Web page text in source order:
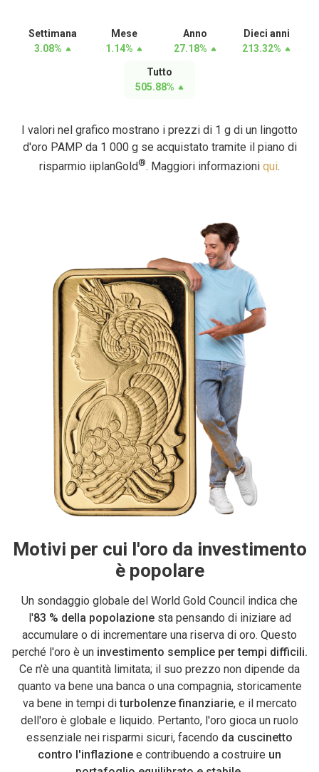
Settimana
3.08%
Mese
1.14%
Anno
27.18%
Dieci anni
213.32%
Tutto
505.88%
I valori nel grafico mostrano i prezzi di 1 g di un lingotto
d'oro PAMP da 1 000 g se acquistato tramite il piano di
risparmio iiplanGold®. Maggiori informazioni qui.
Motivi per cui l'oro da investimento
è popolare
Un sondaggio globale del World Gold Council indica che
l'83 % della popolazionesta pensando di iniziare ad
accumulare o di incrementare una riserva di oro. Questo
perché l'oro è un investimento semplice per tempi difficili.
Ce n'è una quantità limitata; il suo prezzo non dipende da
quanto va bene una banca o una compagnia, storicamente
va bene in tempi diturbolenze finanziarie, e il mercato
dell'oro è globale e liquido. Pertanto, l'oro gioca un ruolo
essenziale nei risparmi sicuri, facendo da cuscinetto
contro l'inflazione e contribuendo a costruire un